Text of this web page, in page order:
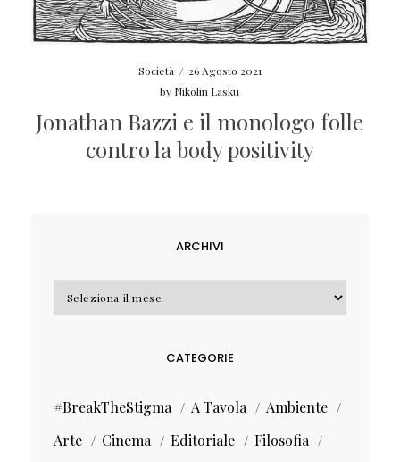
Società / 26 Agosto 2021
by Nikolin Lasku
Jonathan Bazzi e il monologo folle
contro la body positivity
ARCHIVI
Archivi
CATEGORIE
#BreakTheStigma A Tavola
Ambiente
Arte
Cinema Editoriale
Filosofia